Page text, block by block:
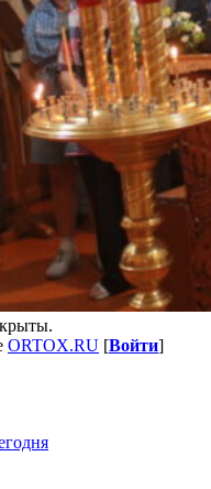
ORTOX.RU [Войти]